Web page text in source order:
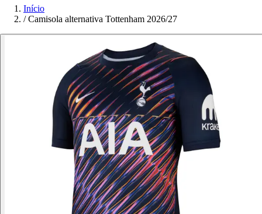
Início
/ Camisola alternativa Tottenham 2026/27